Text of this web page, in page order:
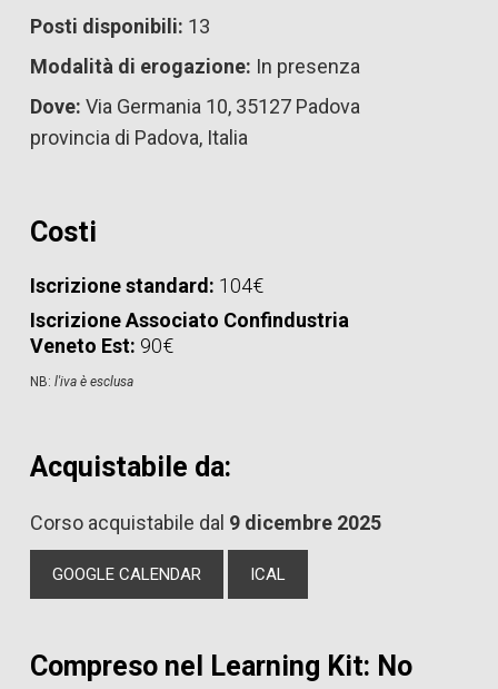
Posti disponibili: 13
Modalità di erogazione: In presenza
Dove: Via Germania 10, 35127 Padova
provincia di Padova, Italia
Costi
Iscrizione standard: 104€
Iscrizione Associato Confindustria
Veneto Est: 90€
NB: l'iva è esclusa
Acquistabile da:
Corso acquistabile dal 9 dicembre 2025
GOOGLE CALENDAR ICAL
Compreso nel Learning Kit: No